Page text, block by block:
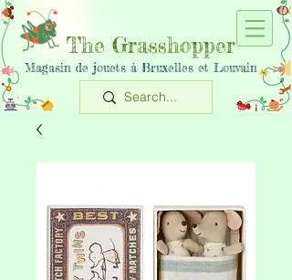
The Grasshopper
Magasin de jouets à Bruxelles et Louvain